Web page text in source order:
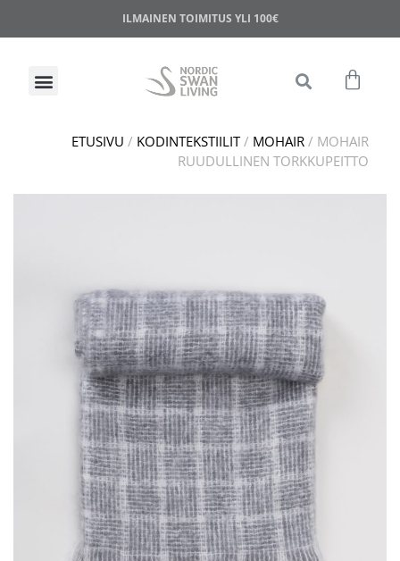
ILMAINEN TOIMITUS YLI 100€
ETUSIVU / KODINTEKSTIILIT/ MOHAIR / MOHAIR
RUUDULLINEN TORKKUPEITTO